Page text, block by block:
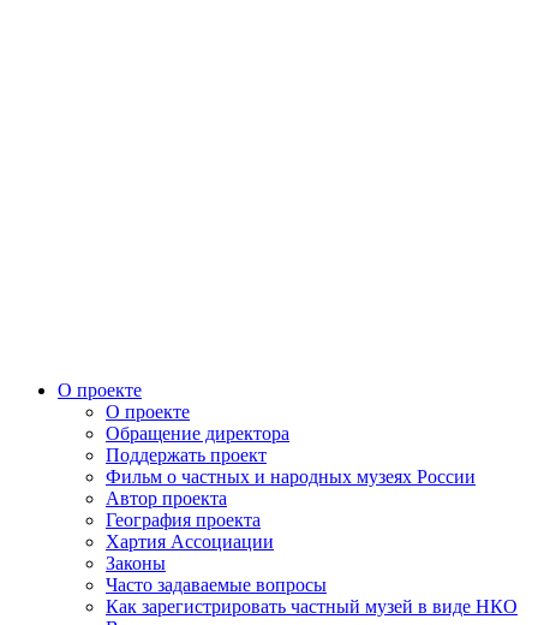
О проекте
О проекте
Обращение директора
Поддержать проект
Фильм о частных и народных музеях России
Автор проекта
География проекта
Хартия Ассоциации
Законы
Часто задаваемые вопросы
Как зарегистрировать частный музей в виде НКО